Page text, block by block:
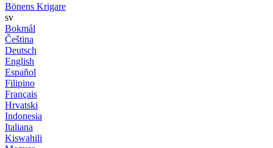
Bönens Krigare
sv
Bokmål
Čeština
Deutsch
English
Español
Filipino
Français
Hrvatski
Indonesia
Italiana
Kiswahili